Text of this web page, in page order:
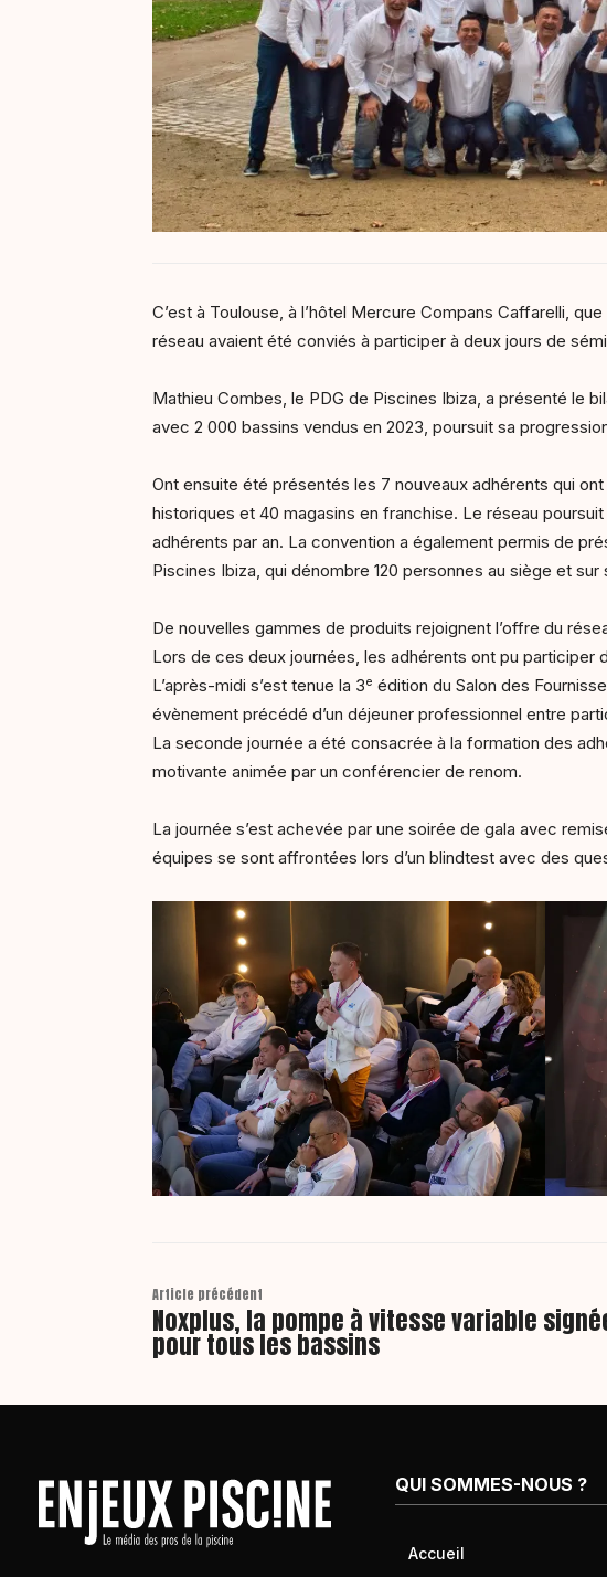
C’est à Toulouse, à l’hôtel Mercure Compans Caffarelli,
réseau avaient été conviés à participer à deux jours de
Mathieu Combes, le PDG de Piscines Ibiza, a présenté le
avec 2 000 bassins vendus en 2023, poursuit sa
Ont ensuite été présentés les 7 nouveaux adhérents qui
historiques et 40 magasins en franchise. Le réseau
adhérents par an. La convention a également permis de
Piscines Ibiza, qui dénombre 120 personnes au siège et
De nouvelles gammes de produits rejoignent l’offre du
Lors de ces deux journées, les adhérents ont pu participer
L’après-midi s’est tenue la 3e édition du Salon des
évènement précédé d’un déjeuner professionnel entre
La seconde journée a été consacrée à la formation des
motivante animée par un conférencier de renom.
La journée s’est achevée par une soirée de gala avec
équipes se sont affrontées lors d’un blindtest avec des
Article précédent
Noxplus, la pompe à vitesse variable
pour tous les bassins
QUI SOMMES-NOUS ?
Accueil